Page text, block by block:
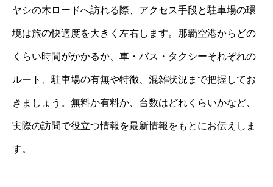
ヤシの木ロードへ訪れる際、アクセス手段と駐車場の環
境は旅の快適度を大きく左右します。那覇空港からどの
くらい時間がかかるか、車・バス・タクシーそれぞれの
ルート、駐車場の有無や特徴、混雑状況まで把握してお
きましょう。無料か有料か、台数はどれくらいかなど、
実際の訪問で役立つ情報を最新情報をもとにお伝えしま
す。